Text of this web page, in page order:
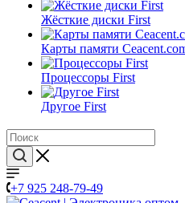
Жёсткие диски First
Карты памяти
Процессоры First
Другое First
+7 925 248-79-49